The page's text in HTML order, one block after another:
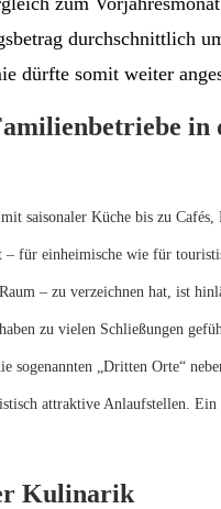
durchschnittlich
dürfte somit weiter
in
saisonaler Küche bis zu
für einheimische wie für
– zu verzeichnen hat, ist
zu vielen Schließungen
sogenannten „Dritten Orte“
attraktive Anlaufstellen.
Kulinarik